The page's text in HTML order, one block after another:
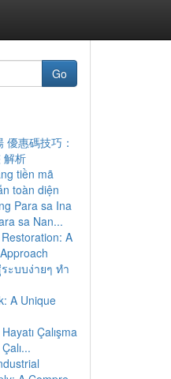
Go
優惠碼技巧：
解析
tiền mã
toàn diện
Para sa Ina
sa Nan...
A
ะบบง่ายๆ ทำ
A Unique
Çalışma